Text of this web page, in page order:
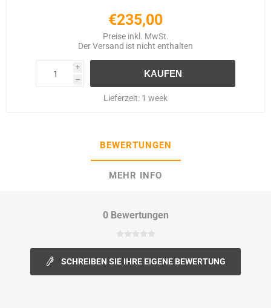
€235,00
Preise inkl. MwSt.
DerVersand ist nicht enthalten
i
h
Lieferzeit: 1 week
BEWERTUNGEN
MEHR INFO
0 Bewertungen
SCHREIBEN SIE IHRE EIGENE BEWERTUNG